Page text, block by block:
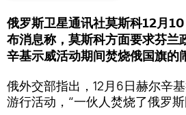
俄罗斯卫星通讯社莫斯科12月
布消息称，莫斯科方面要求芬兰
辛基示威活动期间焚烧俄国旗的
俄外交部指出，12月6日赫尔辛
游行活动，“一伙人焚烧了俄罗斯